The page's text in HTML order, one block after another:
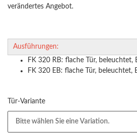
verändertes Angebot.
Ausführungen:
FK 320 RB: flache Tür, beleuchtet,
FK 320 EB: flache Tür, beleuchtet,
Tür-Variante
Bitte wählen Sie eine Variation.